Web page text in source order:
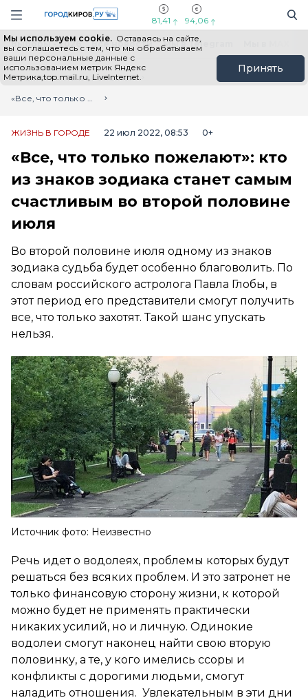
Навигация сайта
81,41 94,06
Мы используем cookie. Оставаясь на сайте,
вы соглашаетесь с тем, что мы обрабатываем
ваши персональные данные с
использованием метрик Яндекс
Метрика,top.mail.ru, LiveInternet.
Принять
Выборы - 2026 Все новости Мы в Telegram
Главная
Лента новостей
«Все, что только пожелают»: кто из знаков зодиака станет самым счастливым во второй половине июля
ЖИЗНЬ В ГОРОДЕ 22 июл 2022, 08:53 0+
«Все, что только пожелают»: кто
из знаков зодиака станет самым
счастливым во второй половине
июля
Во второй половине июля одному из знаков
зодиака судьба будет особенно благоволить. По
словам российского астролога Павла Глобы, в
этот период его представители смогут получить
все, что только захотят. Такой шанс упускать
нельзя.
Источник фото: Неизвестно
Речь идет о водолеях, проблемы которых будут
решаться без всяких проблем. И это затронет не
только финансовую сторону жизни, к которой
можно будет не применять практически
никаких усилий, но и личную. Одинокие
водолеи смогут наконец найти свою вторую
половинку, а те, у кого имелись ссоры и
конфликты с дорогими людьми, смогут
наладить отношения. Увлекательным в эти дни